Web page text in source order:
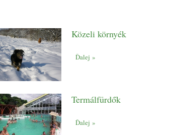
Közeli környék
Ďalej »
Termálfürdők
Ďalej »